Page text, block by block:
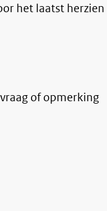
het laatst herzien
of opmerking